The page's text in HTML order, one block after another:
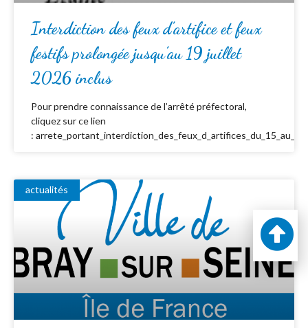
Interdiction des feux d’artifice et feux
festifs prolongée jusqu’au 19 juillet
2026 inclus
Pour prendre connaissance de l’arrêté préfectoral,
cliquez sur ce lien
:
actualités